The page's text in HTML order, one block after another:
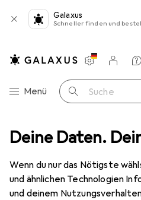
Deine Daten.
Wenn du nur das Nötigste
und ähnlichen Technologien
und deinem
Galaxus
Schneller finden und
Navigation nach Kategorien
Menü Suche
Einstellungen
Kundenkonto
Vergleichslisten
Merklisten
Warenkorb
Möbelgriff
EUR
36,90
Werkstarck